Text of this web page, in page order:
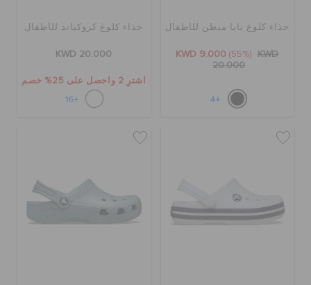
حذاء كلوغ بايا مبطن للأطفال
KWD 9.000 (55%)
KWD
20.000
+4
حذاء كلوغ كروكباند للأطفال
KWD 20.000
اشترِ 2 واحصل على 25% خصم
+16